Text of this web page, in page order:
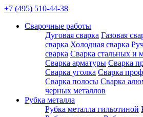
+7 (495) 510-44-38
Сварочные работы
Дуговая сварка Газовая
сварка Холодная сварка
сварка Сварка стальных и
Сварка арматуры Сварка
Сварка уголка Сварка
Сварка полосы Сварка
черных металлов
Рубка металла
Рубка металла гильотиной